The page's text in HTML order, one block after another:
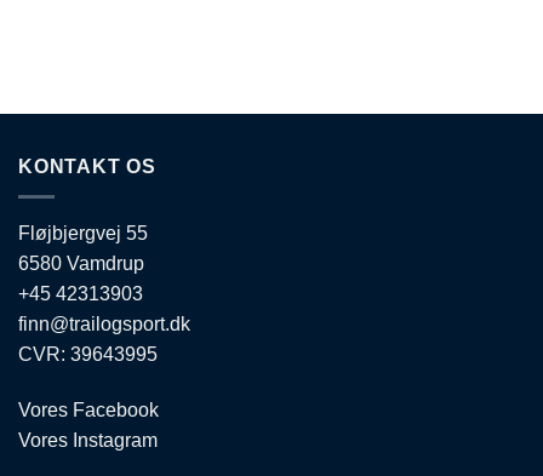
KONTAKT OS
Fløjbjergvej 55
6580 Vamdrup
+45 42313903
finn@trailogsport.dk
CVR: 39643995
Vores Facebook
Vores Instagram